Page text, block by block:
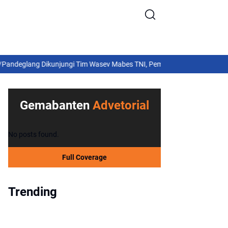
Dikunjungi Tim Wasev Mabes TNI, Pembangunan Diharapkan
Gemabanten Advetorial
No posts found.
Full Coverage
Trending